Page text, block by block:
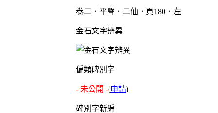
卷二．平聲．二仙．頁180．左
金石文字辨異
偏類碑別字
- 未公開 -(申請)
碑別字新編